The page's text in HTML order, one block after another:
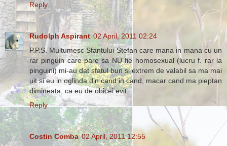
Reply
Rudolph Aspirant 02 April, 2011 02:24
P.P.S. Multumesc Sfantului Stefan care mana in mana cu un
rar pinguin care pare sa NU fie homosexual (lucru f. rar la
pinguini) mi-au dat sfatul bun si extrem de valabil sa ma mai
uit si eu in oglinda din cand in cand, macar cand ma pieptan
dimineata, ca eu de obicei evit.
Reply
Costin Comba 02 April, 2011 12:55